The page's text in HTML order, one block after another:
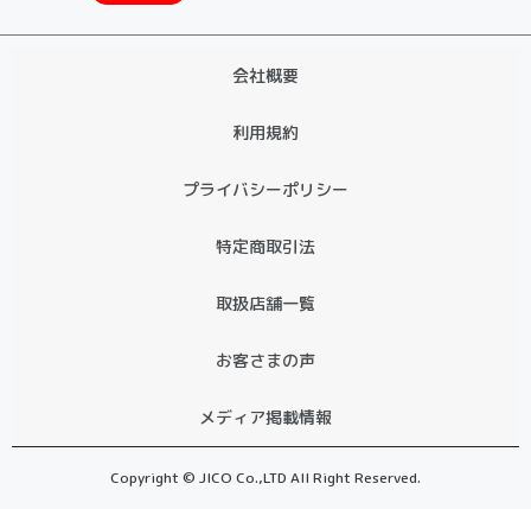
会社概要
利用規約
プライバシーポリシー
特定商取引法
取扱店舗一覧
お客さまの声
メディア掲載情報
Copyright © JICO Co.,LTD All Right Reserved.